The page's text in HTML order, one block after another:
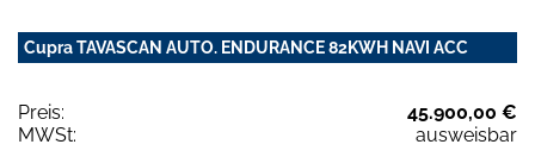
Cupra TAVASCAN AUTO. ENDURANCE 82KWH NAVI ACC
Preis:
45.900,00 €
MWSt:
ausweisbar